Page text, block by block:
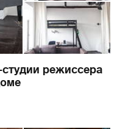
режиссера